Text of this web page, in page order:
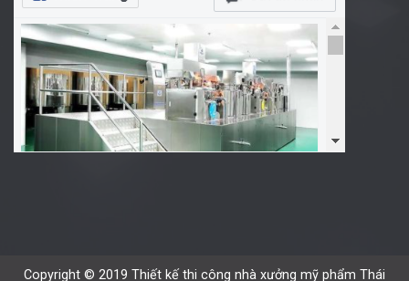
Copyright © 2019 Thiết kế thi công nhà xưởng mỹ phẩm Thái